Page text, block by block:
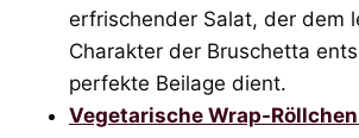
erfrischender Salat, der dem
Charakter der Bruschetta
perfekte Beilage dient.
Vegetarische Wrap-